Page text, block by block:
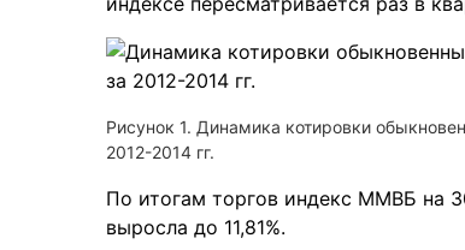
Рисунок 1. Динамика котировки
2012-2014 гг.
По итогам торгов индекс ММВБ на
выросла до 11,81%.